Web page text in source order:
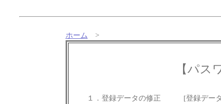
ホーム >
【パス
１．登録データの修正
[登録デー